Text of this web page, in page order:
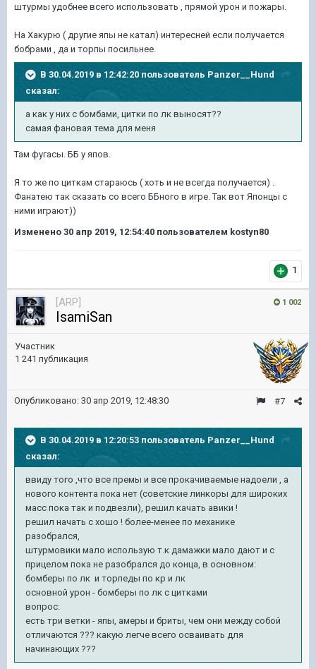
штурмы удобнее всего использовать , прямой урон и пожары.
На Хакурю ( другие япы не катал) интересней если получается
бобрами , да и торпы посильнее.
В 30.04.2019 в 12:42:20 пользователь Panzer__Hund
сказал:
а как у них с бомбами, цитки по лк выносят??
самая фановая тема для меня
Там фугасы. ББ у япов.
Я то же по циткам стараюсь ( хоть и не всегда получается) .
Фанатею так сказать со всего ББного в игре. Так вот Японцы с
ними играют))
Изменено 30 апр 2019, 12:54:40 пользователем kostyn80
1
1 002
[ARP]
IsamiSan
Участник
1 241 публикация
#7
Опубликовано: 30 апр 2019, 12:48:30
В 30.04.2019 в 12:20:53 пользователь Panzer__Hund
сказал:
ввиду того ,что все премы и все прокачиваемые надоели , а
нового контента пока нет (советские линкоры для широких
масс пока так и подвезли), решил качать авики !
решил начать с хошо ! более-менее по механике
разобрался,
штурмовики мало использую т.к дамажки мало дают и с
прицелом пока не разобрался до конца, в основном:
бомберы по лк и торпеды по кр и лк
основной урон - бомберы по лк с цитками
вопрос:
есть три ветки - япы, амеры и бриты, чем они между собой
отличаются ??? какую легче всего осваивать для
начинающих ???